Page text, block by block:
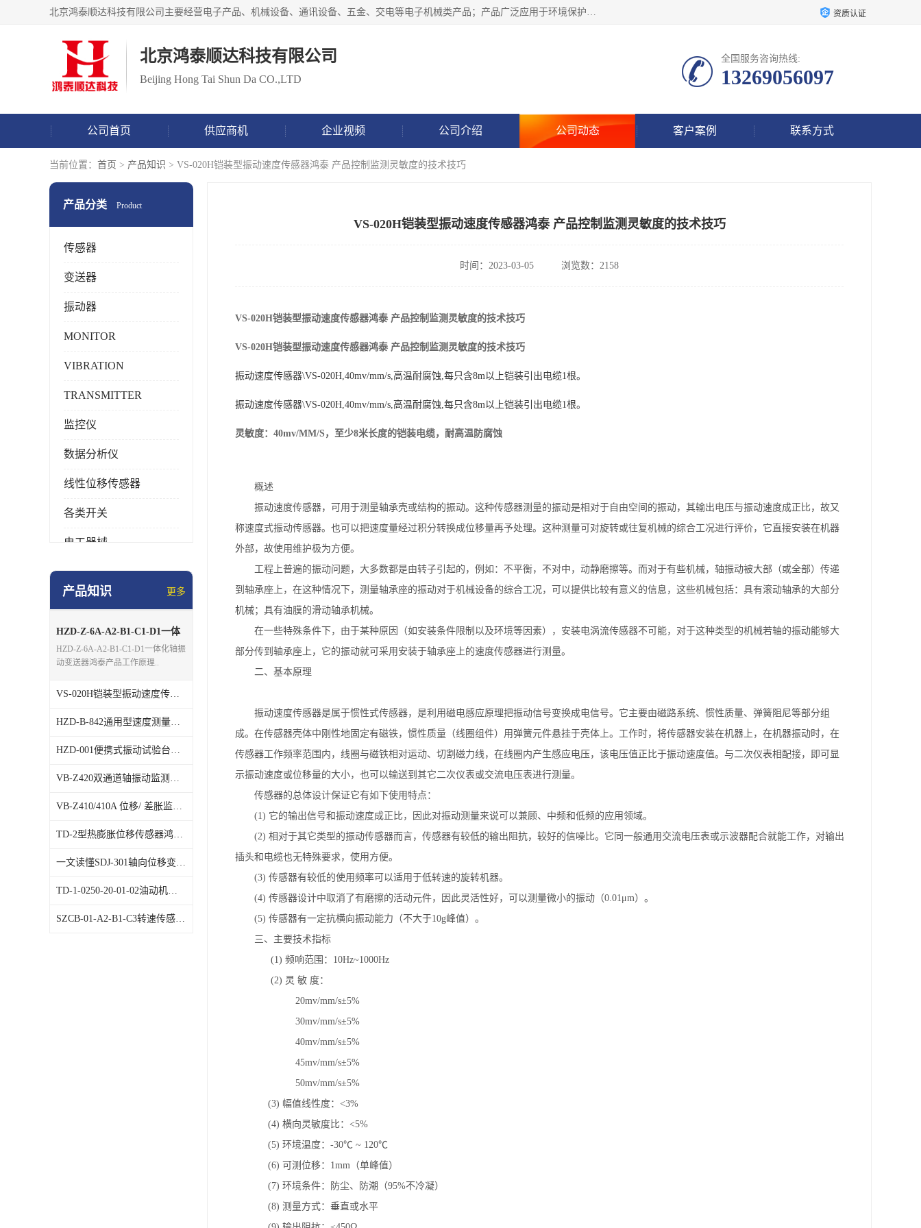
北京鸿泰顺达科技有限公司主要经营电子产品、机械设备、通讯设备、五金、交电等电子机械类产品；产品广泛应用于环境保护、石油化工、电力电子、冶金建筑、煤炭、农业、卫生防疫、教育科研等行业。并成功的与各地环境监测站、污水处理厂、卷烟厂、电厂、高校、科学院所、卫生防疫部门、煤矿、石化厂等用户建立了密切的合作关系。 资质认证
北京鸿泰顺达科技有限公司
Beijing Hong Tai Shun Da CO.,LTD
全国服务咨询热线:
13269056097
公司首页 供应商机 企业视频 公司介绍 公司动态 客户案例 联系方式
当前位置： 首页 > 产品知识 > VS-020H铠装型振动速度传感器鸿泰 产品控制监测灵敏度的技术技巧
产品分类 Product
传感器
变送器
振动器
MONITOR
VIBRATION
TRANSMITTER
监控仪
数据分析仪
线性位移传感器
各类开关
电工器械
模块化产品
特殊用处传感器
特殊用途变送器
产品知识 更多
HZD-Z-6A-A2-B1-C1-D1一体
化轴振动变送器鸿泰产品工作
原理和监测数据归纳整理技术
HZD-Z-6A-A2-B1-C1-D1一体化轴振
动变送器鸿泰产品工作原理..
VS-020H铠装型振动速度传感器鸿泰 产品控制监测灵敏度的技术技巧
HZD-B-842通用型速度测量仪鸿泰顺达品牌打折优惠促销3个月活动开始
HZD-001便携式振动试验台鸿泰顺达品牌的技术特点和功能介绍
VB-Z420双通道轴振动监测仪鸿泰顺达产品的特点优势
VB-Z410/410A 位移/ 差胀监测仪产品使用方法介绍
TD-2型热膨胀位移传感器鸿泰顺达产品的优势特长
一文读懂SDJ-301轴向位移变送器安装调试步骤
TD-1-0250-20-01-02油动机变送器鸿泰顺达产品优势特点
SZCB-01-A2-B1-C3转速传感器的技术参数描述
VS-020H铠装型振动速度传感器鸿泰 产品控制监测灵敏度的技术技巧
时间：2023-03-05 浏览数：2158
VS-020H铠装型振动速度传感器鸿泰 产品控制监测灵敏度的技术技巧
VS-020H铠装型振动速度传感器鸿泰 产品控制监测灵敏度的技术技巧
振动速度传感器\VS-020H,40mv/mm/s,高温耐腐蚀,每只含8m以上铠装引出电缆1根。
振动速度传感器\VS-020H,40mv/mm/s,高温耐腐蚀,每只含8m以上铠装引出电缆1根。
灵敏度：40mv/MM/S，至少8米长度的铠装电缆，耐高温防腐蚀
概述
振动速度传感器，可用于测量轴承壳或结构的振动。这种传感器测量的振动是相对于自由空间的振动，其输出电压与振动速度成正比，故又
称速度式振动传感器。也可以把速度量经过积分转换成位移量再予处理。这种测量可对旋转或往复机械的综合工况进行评价，它直接安装在机器
外部，故使用维护极为方便。
工程上普遍的振动问题，大多数都是由转子引起的，例如：不平衡，不对中，动静磨擦等。而对于有些机械，轴振动被大部（或全部）传递
到轴承座上，在这种情况下，测量轴承座的振动对于机械设备的综合工况，可以提供比较有意义的信息，这些机械包括：具有滚动轴承的大部分
机械；具有油膜的滑动轴承机械。
在一些特殊条件下，由于某种原因（如安装条件限制以及环境等因素），安装电涡流传感器不可能，对于这种类型的机械若轴的振动能够大
部分传到轴承座上，它的振动就可采用安装于轴承座上的速度传感器进行测量。
二、基本原理
振动速度传感器是属于惯性式传感器，是利用磁电感应原理把振动信号变换成电信号。它主要由磁路系统、惯性质量、弹簧阻尼等部分组
成。在传感器壳体中刚性地固定有磁铁，惯性质量（线圈组件）用弹簧元件悬挂于壳体上。工作时，将传感器安装在机器上，在机器振动时，在
传感器工作频率范围内，线圈与磁铁相对运动、切割磁力线，在线圈内产生感应电压，该电压值正比于振动速度值。与二次仪表相配接，即可显
示振动速度或位移量的大小，也可以输送到其它二次仪表或交流电压表进行测量。
传感器的总体设计保证它有如下使用特点：
(1) 它的输出信号和振动速度成正比，因此对振动测量来说可以兼顾、中频和低频的应用领域。
(2) 相对于其它类型的振动传感器而言，传感器有较低的输出阻抗，较好的信噪比。它同一般通用交流电压表或示波器配合就能工作，对输出
插头和电缆也无特殊要求，使用方便。
(3) 传感器有较低的使用频率可以适用于低转速的旋转机器。
(4) 传感器设计中取消了有磨擦的活动元件，因此灵活性好，可以测量微小的振动（0.01μm）。
(5) 传感器有一定抗横向振动能力（不大于10g峰值）。
三、主要技术指标
(1) 频响范围：10Hz~1000Hz
(2) 灵 敏 度：
20mv/mm/s±5%
30mv/mm/s±5%
40mv/mm/s±5%
45mv/mm/s±5%
50mv/mm/s±5%
(3) 幅值线性度：<3%
(4) 横向灵敏度比：<5%
(5) 环境温度：-30℃ ~ 120℃
(6) 可测位移：1mm（单峰值）
(7) 环境条件：防尘、防潮（95%不冷凝）
(8) 测量方式：垂直或水平